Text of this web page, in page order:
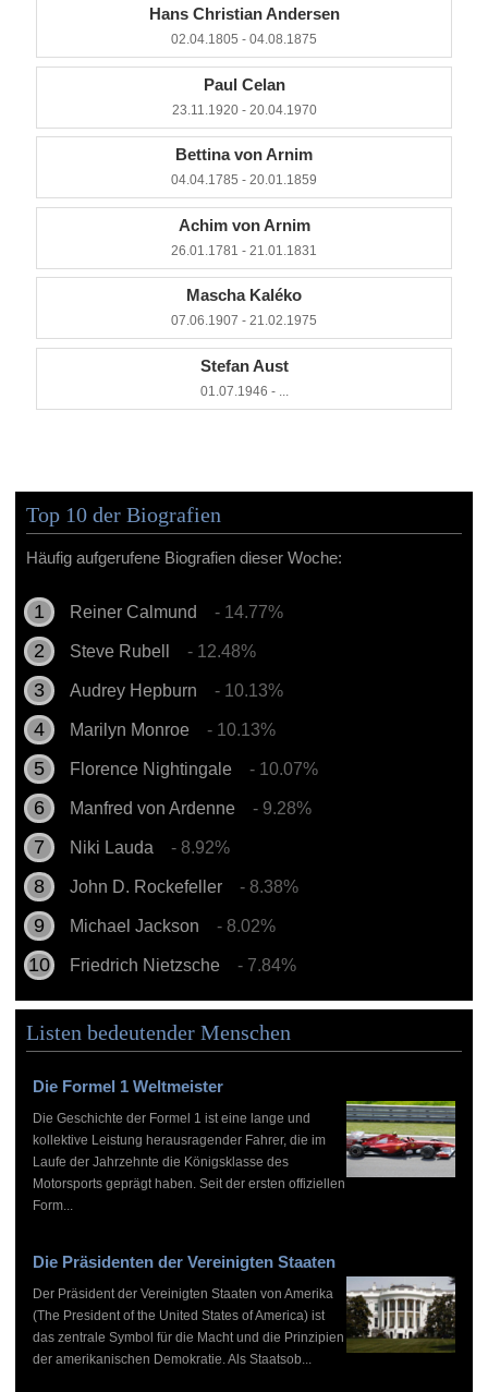
Hans Christian Andersen
02.04.1805 - 04.08.1875
Paul Celan
23.11.1920 - 20.04.1970
Bettina von Arnim
04.04.1785 - 20.01.1859
Achim von Arnim
26.01.1781 - 21.01.1831
Mascha Kaléko
07.06.1907 - 21.02.1975
Stefan Aust
01.07.1946 - ...
Top 10 der Biografien
Häufig aufgerufene Biografien dieser Woche:
Reiner Calmund - 14.77%
Steve Rubell - 12.48%
Audrey Hepburn - 10.13%
Marilyn Monroe - 10.13%
Florence Nightingale - 10.07%
Manfred von Ardenne - 9.28%
Niki Lauda - 8.92%
John D. Rockefeller - 8.38%
Michael Jackson - 8.02%
Friedrich Nietzsche - 7.84%
Listen bedeutender Menschen
Die Formel 1 Weltmeister
Die Geschichte der Formel 1 ist eine lange und
kollektive Leistung herausragender Fahrer, die im
Laufe der Jahrzehnte die Königsklasse des
Motorsports geprägt haben. Seit der ersten offiziellen
Form...
Die Präsidenten der Vereinigten Staaten
Der Präsident der Vereinigten Staaten von Amerika
(The President of the United States of America) ist
das zentrale Symbol für die Macht und die Prinzipien
der amerikanischen Demokratie. Als Staatsob...